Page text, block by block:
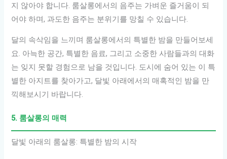
지 않아야 합니다. 룸살롱에서의 음주는 가벼운 즐거움이 되
어야 하며, 과도한 음주는 분위기를 망칠 수 있습니다.
달의 속삭임을 느끼며 룸살롱에서의 특별한 밤을 만들어보세
요. 아늑한 공간, 특별한 음료, 그리고 소중한 사람들과의 대화
는 잊지 못할 경험으로 남을 것입니다. 도시에 숨어 있는 이 특
별한 아지트를 찾아가고, 달빛 아래에서의 매혹적인 밤을 만
끽해보시기 바랍니다.
5. 룸살롱의 매력
달빛 아래의 룸살롱: 특별한 밤의 시작